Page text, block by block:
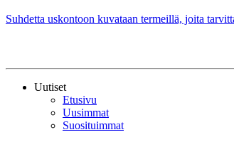
Suhdetta uskontoon kuvataan termeillä, joita
Uutiset
Etusivu
Uusimmat
Suosituimmat